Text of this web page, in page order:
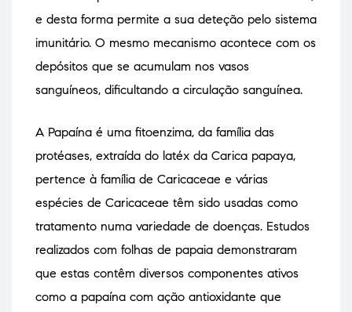
e desta forma permite a sua deteção pelo sistema
imunitário. O mesmo mecanismo acontece com os
depósitos que se acumulam nos vasos
sanguíneos, dificultando a circulação sanguínea.
A Papaína é uma fitoenzima, da família das
protéases, extraída do latéx da Carica papaya,
pertence à família de Caricaceae e várias
espécies de Caricaceae têm sido usadas como
tratamento numa variedade de doenças. Estudos
realizados com folhas de papaia demonstraram
que estas contêm diversos componentes ativos
como a papaína com ação antioxidante que